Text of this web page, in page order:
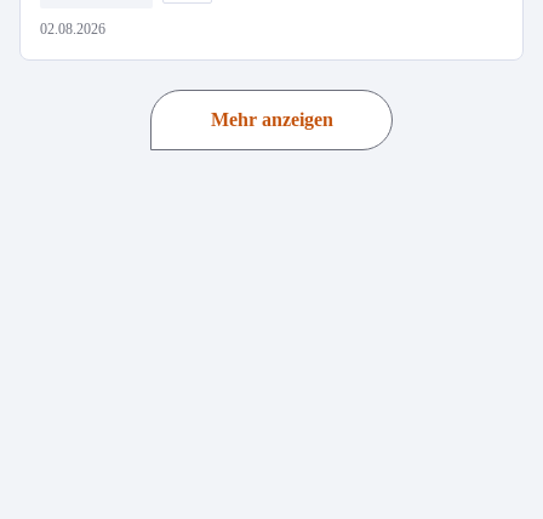
02.08.2026
Mehr anzeigen